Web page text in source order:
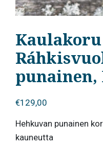
Kaulakoru
punainen,
€129,00
Hehkuvan punainen
kauneutta